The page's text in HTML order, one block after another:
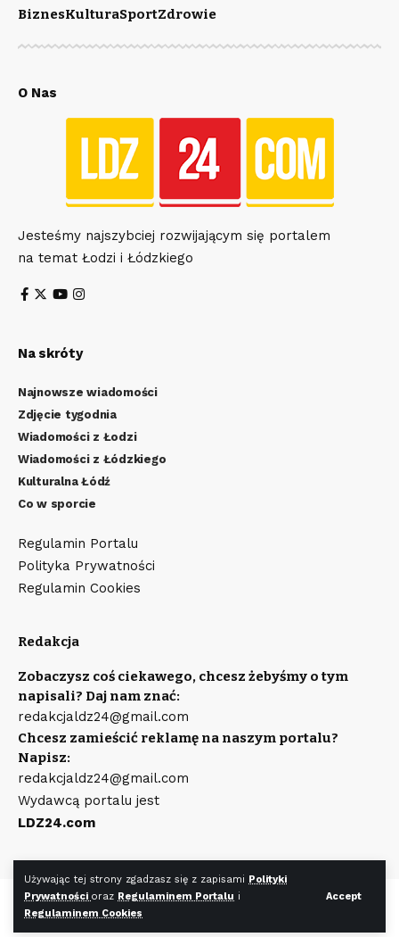
Używając tej strony zgadzasz się z zapisami Polityki
Prywatności oraz Regulaminem Portalu i
Regulaminem Cookies
Accept
BiznesKulturaSportZdrowie
O Nas
Jesteśmy najszybciej rozwijającym się portalem
na temat Łodzi i Łódzkiego
Na skróty
Najnowsze wiadomości
Zdjęcie tygodnia
Wiadomości z Łodzi
Wiadomości z Łódzkiego
Kulturalna Łódź
Co w sporcie
Regulamin Portalu
Polityka Prywatności
Regulamin Cookies
Redakcja
Zobaczysz coś ciekawego, chcesz żebyśmy o tym
napisali? Daj nam znać:
redakcjaldz24@gmail.com
Chcesz zamieścić reklamę na naszym portalu?
Napisz:
redakcjaldz24@gmail.com
Wydawcą portalu jest
LDZ24.com
©LDZ24.com Wszystkie prawa zastrzeżone. Wykonanie strony